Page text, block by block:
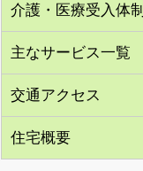
介護・医療受入体制
主なサービス一覧
交通アクセス
住宅概要